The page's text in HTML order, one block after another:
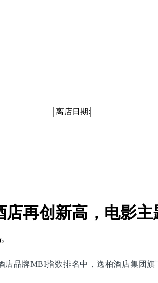
离店日期:
店再创新高，电影
店品牌MBI指数排名中，逸柏酒店集团